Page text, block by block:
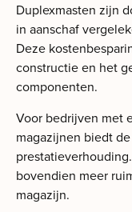
Duplexmasten zijn
in aanschaf
Deze
constructie en het
componenten.
Voor bedrijven met
magazijnen biedt
bovendien meer
magazijn.